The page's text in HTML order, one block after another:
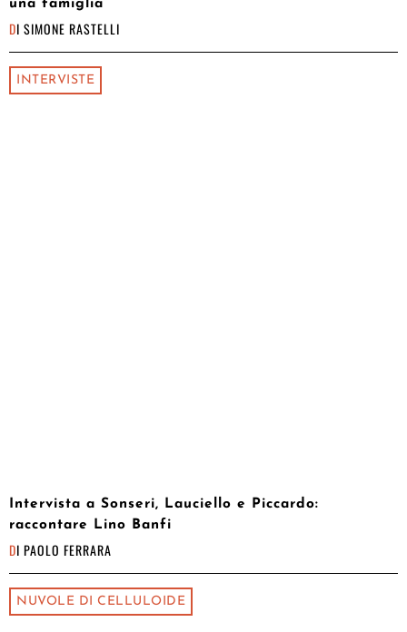
una famiglia
DI SIMONE RASTELLI
INTERVISTE
Intervista a Sonseri, Lauciello e Piccardo:
raccontare Lino Banfi
DI PAOLO FERRARA
NUVOLE DI CELLULOIDE